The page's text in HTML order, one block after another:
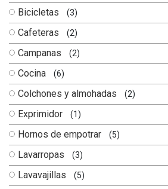
Bicicletas (3)
Cafeteras (2)
Campanas (2)
Cocina (6)
Colchones y almohadas (2)
Exprimidor (1)
Hornos de empotrar (5)
Lavarropas (3)
Lavavajillas (5)